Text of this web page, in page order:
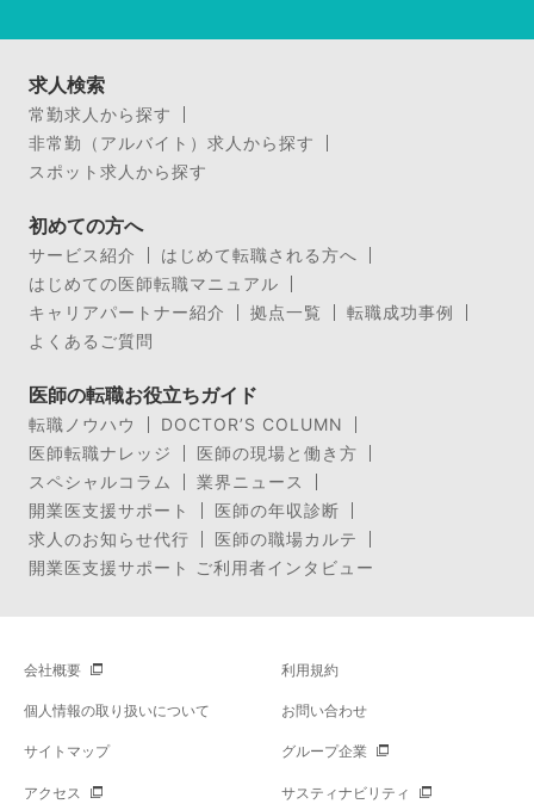
求人検索
常勤求人から探す
非常勤（アルバイト）求人から探す
スポット求人から探す
初めての方へ
サービス紹介
はじめて転職される方へ
はじめての医師転職マニュアル
キャリアパートナー紹介
拠点一覧
転職成功事例
よくあるご質問
医師の転職お役立ちガイド
転職ノウハウ
DOCTOR’S COLUMN
医師転職ナレッジ
医師の現場と働き方
スペシャルコラム
業界ニュース
開業医支援サポート
医師の年収診断
求人のお知らせ代行
医師の職場カルテ
開業医支援サポート ご利用者インタビュー
会社概要 利用規約
個人情報の取り扱いについて お問い合わせ
サイトマップ グループ企業
アクセス サスティナビリティ